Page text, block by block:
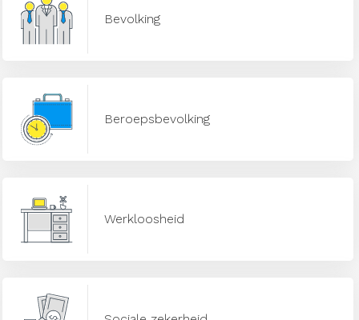
Bevolking
Beroepsbevolking
Werkloosheid